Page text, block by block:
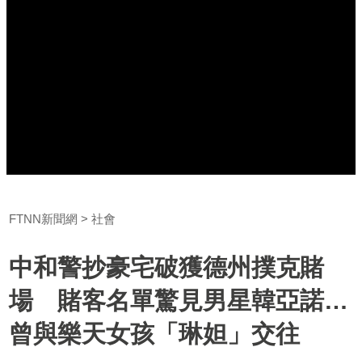
FTNN新聞網 社會
中和警抄豪宅破獲德州撲克賭
場 賭客名單驚見男星韓亞諾…
曾與樂天女孩「琳妲」交往